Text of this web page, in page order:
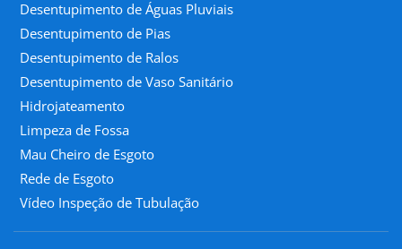
Desentupimento de Águas Pluviais
Desentupimento de Pias
Desentupimento de Ralos
Desentupimento de Vaso Sanitário
Hidrojateamento
Limpeza de Fossa
Mau Cheiro de Esgoto
Rede de Esgoto
Vídeo Inspeção de Tubulação